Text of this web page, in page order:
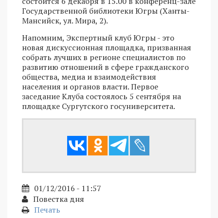
Государственной библиотеки Югры (Ханты-
Мансийск, ул. Мира, 2).
Напомним, Экспертный клуб Югры - это
новая дискуссионная площадка, призванная
собрать лучших в регионе специалистов по
развитию отношений в сфере гражданского
общества, медиа и взаимодействия
населения и органов власти. Первое
заседание Клуба состоялось 5 сентября на
площадке Сургутского госуниверситета.
01/12/2016 - 11:57
Повестка дня
Печать